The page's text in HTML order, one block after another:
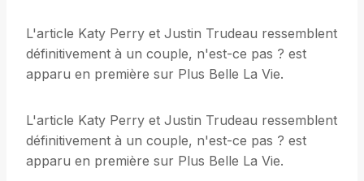
L'article Katy Perry et Justin Trudeau ressemblent
définitivement à un couple, n'est-ce pas ? est
apparu en première sur Plus Belle La Vie.
L'article Katy Perry et Justin Trudeau ressemblent
définitivement à un couple, n'est-ce pas ? est
apparu en première sur Plus Belle La Vie.